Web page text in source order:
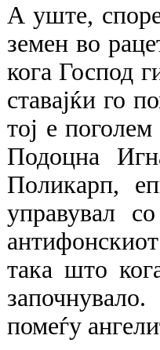
А уште,
земен во
кога Господ
ставајќи го
тој е
Подоцна
Поликарп,
управувал
така што
помеѓу